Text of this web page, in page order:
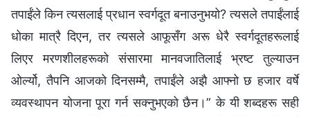
तपाईंले किन त्यसलाई प्रधान स्‍वर्गदूत बनाउनुभयो? त्यसले तपाईंलाई
धोका मात्रै दिएन, तर त्यसले आफूसँग अरू धेरै स्वर्गदूतहरूलाई
लिएर मरणशीलहरूको संसारमा मानवजातिलाई भ्रष्ट तुल्याउन
ओर्ल्यो, तैपनि आजको दिनसम्‍मै, तपाईंले अझै आफ्‍नो छ हजार वर्षे
व्यवस्थापन योजना पूरा गर्न सक्‍नुभएको छैन।” के यी शब्‍दहरू सही